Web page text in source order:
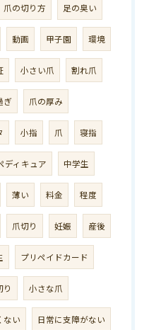
爪の切り方 足の臭い
動画 甲子園 環境
小さい爪 割れ爪
ぎ 爪の厚み
小指 爪 寝指
ディキュア 中学生
薄い 料金 程度
爪切り 妊娠 産後
プリペイドカード
り 小さな爪
ない 日常に支障がない